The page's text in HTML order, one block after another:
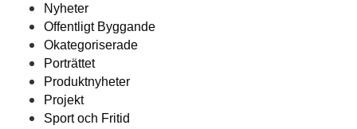
Nyheter
Offentligt Byggande
Okategoriserade
Porträttet
Produktnyheter
Projekt
Sport och Fritid